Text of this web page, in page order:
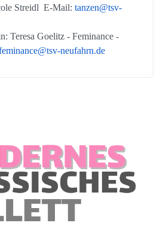
Streidl E-Mail: tanzen@tsv-
Teresa Goelitz - Feminance -
neufahrn.de